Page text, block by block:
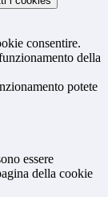
consentire.
della
potete
essere
della cookie